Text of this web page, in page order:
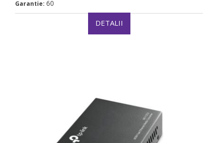
Garantie: 60
DETALII